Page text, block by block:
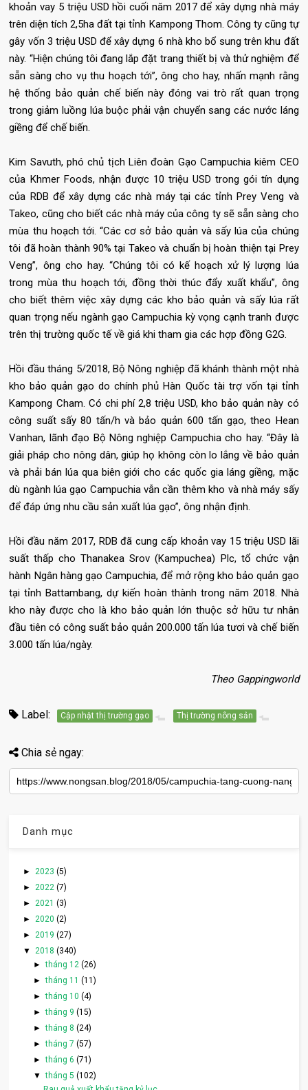
khoản vay 5 triệu USD hồi cuối năm 2017 để xây dựng nhà máy
trên diện tích 2,5ha đất tại tỉnh Kampong Thom. Công ty cũng tự
gây vốn 3 triệu USD để xây dựng 6 nhà kho bổ sung trên khu đất
này. “Hiện chúng tôi đang lắp đặt trang thiết bị và thử nghiệm để
sẵn sàng cho vụ thu hoạch tới”, ông cho hay, nhấn mạnh rằng
hệ thống bảo quản chế biến này đóng vai trò rất quan trọng
trong giảm luồng lúa buộc phải vận chuyển sang các nước láng
giềng để chế biến.
Kim Savuth, phó chủ tịch Liên đoàn Gạo Campuchia kiêm CEO
của Khmer Foods, nhận được 10 triệu USD trong gói tín dụng
của RDB để xây dựng các nhà máy tại các tỉnh Prey Veng và
Takeo, cũng cho biết các nhà máy của công ty sẽ sẵn sàng cho
mùa thu hoạch tới. “Các cơ sở bảo quản và sấy lúa của chúng
tôi đã hoàn thành 90% tại Takeo và chuẩn bị hoàn thiện tại Prey
Veng”, ông cho hay. “Chúng tôi có kế hoạch xử lý lượng lúa
trong mùa thu hoạch tới, đồng thời thúc đẩy xuất khẩu”, ông
cho biết thêm việc xây dựng các kho bảo quản và sấy lúa rất
quan trọng nếu ngành gạo Campuchia kỳ vọng cạnh tranh được
trên thị trường quốc tế về giá khi tham gia các hợp đồng G2G.
Hồi đầu tháng 5/2018, Bộ Nông nghiệp đã khánh thành một nhà
kho bảo quản gạo do chính phủ Hàn Quốc tài trợ vốn tại tỉnh
Kampong Cham. Có chi phí 2,8 triệu USD, kho bảo quản này có
công suất sấy 80 tấn/h và bảo quản 600 tấn gạo, theo Hean
Vanhan, lãnh đạo Bộ Nông nghiệp Campuchia cho hay. “Đây là
giải pháp cho nông dân, giúp họ không còn lo lắng về bảo quản
và phải bán lúa qua biên giới cho các quốc gia láng giềng, mặc
dù ngành lúa gạo Campuchia vẫn cần thêm kho và nhà máy sấy
để đáp ứng nhu cầu sản xuất lúa gạo”, ông nhận định.
Hồi đầu năm 2017, RDB đã cung cấp khoản vay 15 triệu USD lãi
suất thấp cho Thanakea Srov (Kampuchea) Plc, tổ chức vận
hành Ngân hàng gạo Campuchia, để mở rộng kho bảo quản gạo
tại tỉnh Battambang, dự kiến hoàn thành trong năm 2018. Nhà
kho này được cho là kho bảo quản lớn thuộc sở hữu tư nhân
đầu tiên có công suất bảo quản 200.000 tấn lúa tươi và chế biến
3.000 tấn lúa/ngày.
Theo Gappingworld
Label: Cập nhật thị trường gạo Thị trường nông sản
Chia sẻ ngay:
Danh mục
►2023(5)
►2022(7)
►2021(3)
►2020(2)
►2019(27)
▼2018(340)
►tháng 12 (26)
►tháng 11 (11)
►tháng 10 (4)
►tháng 9 (15)
►tháng 8 (24)
►tháng 7 (57)
►tháng 6 (71)
▼tháng 5 (102)